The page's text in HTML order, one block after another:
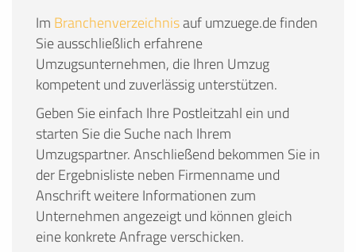
Im Branchenverzeichnisauf umzuege.de finden
Sie ausschließlich erfahrene
Umzugsunternehmen, die Ihren Umzug
kompetent und zuverlässig unterstützen.
Geben Sie einfach Ihre Postleitzahl ein und
starten Sie die Suche nach Ihrem
Umzugspartner. Anschließend bekommen Sie in
der Ergebnisliste neben Firmenname und
Anschrift weitere Informationen zum
Unternehmen angezeigt und können gleich
eine konkrete Anfrage verschicken.